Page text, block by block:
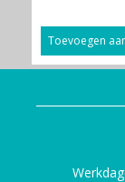
Toevoegen